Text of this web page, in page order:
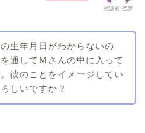
相談者･恋夢
生年月日がわからないの
通してＭさんの中に入って
彼のことをイメージしてい
しいですか？